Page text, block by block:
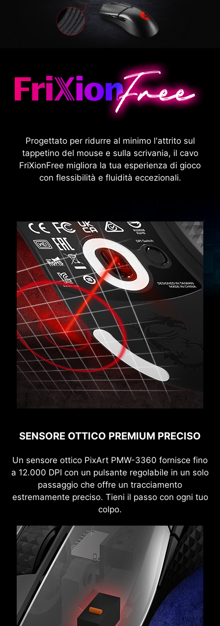
Progettato per ridurre al minimo l'attrito sul
tappetino del mouse e sulla scrivania, il cavo
FriXionFree migliora la tua esperienza di gioco
con flessibilità e fluidità eccezionali.
SENSORE OTTICO PREMIUM PRECISO
Un sensore ottico PixArt PMW-3360 fornisce fino
a 12.000 DPI con un pulsante regolabile in un solo
passaggio che offre un tracciamento
estremamente preciso. Tieni il passo con ogni tuo
colpo.